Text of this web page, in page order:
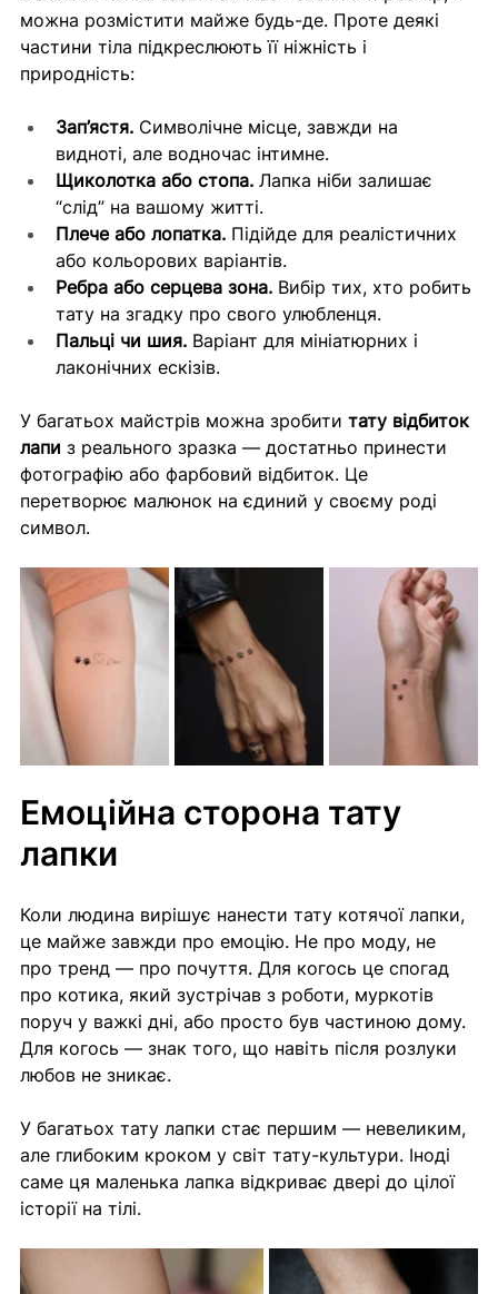
можна розмістити майже будь-де. Проте деякі
частини тіла підкреслюють її ніжність і
природність:
Зап’ястя. Символічне місце, завжди на
видноті, але водночас інтимне.
Щиколотка або стопа. Лапка ніби залишає
“слід” на вашому житті.
Плече або лопатка. Підійде для реалістичних
або кольорових варіантів.
Ребра або серцева зона. Вибір тих, хто робить
тату на згадку про свого улюбленця.
Пальці чи шия. Варіант для мініатюрних і
лаконічних ескізів.
У багатьох майстрів можна зробити тату відбиток
лапи з реального зразка — достатньо принести
фотографію або фарбовий відбиток. Це
перетворює малюнок на єдиний у своєму роді
символ.
Емоційна сторона тату
лапки
Коли людина вирішує нанести тату котячої лапки,
це майже завжди про емоцію. Не про моду, не
про тренд — про почуття. Для когось це спогад
про котика, який зустрічав з роботи, муркотів
поруч у важкі дні, або просто був частиною дому.
Для когось — знак того, що навіть після розлуки
любов не зникає.
У багатьох тату лапки стає першим — невеликим,
але глибоким кроком у світ тату-культури. Іноді
саме ця маленька лапка відкриває двері до цілої
історії на тілі.